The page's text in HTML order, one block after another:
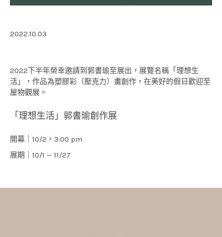
2022.10.03
2022下半年榮幸邀請到郭書瑜至展出，展覽名稱「理想生
活」，作品為塑膠彩（壓克力）畫創作，在美好的假日歡迎至
屋物觀展。
「理想生活」郭書瑜創作展
開幕｜10/2，3:00 pm
展期｜10/1 — 11/27